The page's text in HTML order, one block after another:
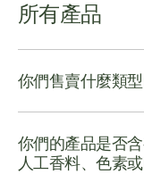
所有產品
你們售賣什麼類
你們的產品是否
人工香料、色素